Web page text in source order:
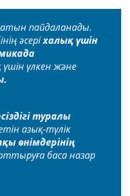
пайдаланады.
әсеріхалық үшін
үшін үлкен және
туралы
азық-түлік
өнімдерінің
баса назар